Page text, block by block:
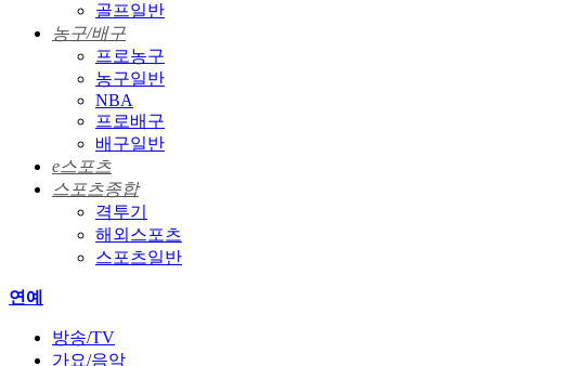
골프일반
농구/배구
프로농구
농구일반
NBA
프로배구
배구일반
e스포츠
스포츠종합
격투기
해외스포츠
스포츠일반
연예
방송/TV
가요/음악